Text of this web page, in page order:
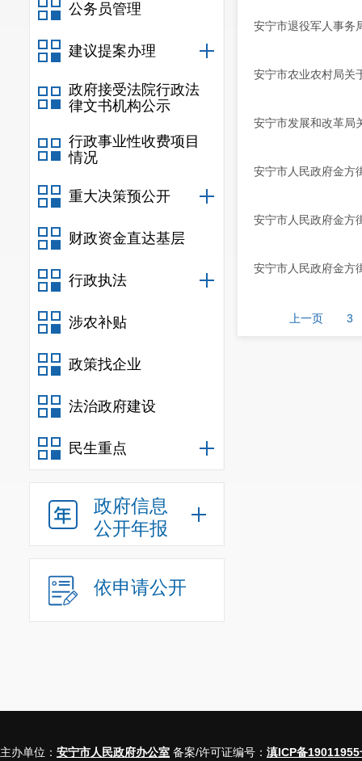
公务员管理
建议提案办理
政府接受法院行政法
律文书机构公示
行政事业性收费项目
情况
重大决策预公开
财政资金直达基层
行政执法
涉农补贴
政策找企业
法治政府建设
民生重点
政府信息
公开年报
依申请公开
安宁市退役军人事务
安宁市农业农村局关
安宁市发展和改革局
安宁市人民政府金方
安宁市人民政府金方
安宁市人民政府金方
上一页 3
主办单位： 安宁市人民政府办公室 备案/许可证编号： 滇ICP备